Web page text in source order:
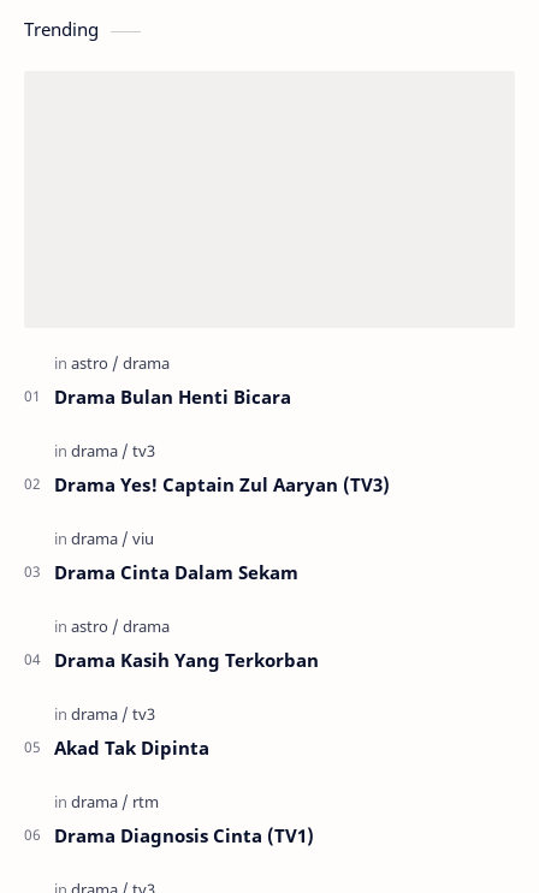
Trending
Drama Bulan Henti Bicara
Drama Yes! Captain Zul Aaryan (TV3)
Drama Cinta Dalam Sekam
Drama Kasih Yang Terkorban
Akad Tak Dipinta
Drama Diagnosis Cinta (TV1)